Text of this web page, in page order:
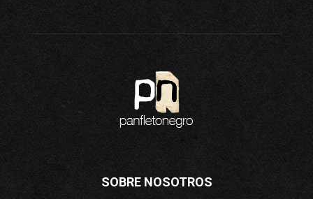
SOBRE NOSOTROS